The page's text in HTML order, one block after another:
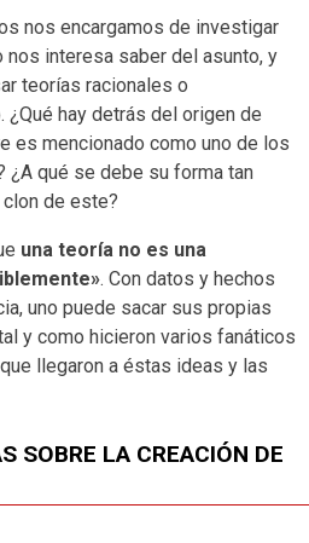
nos encargamos de investigar
nos interesa saber del asunto, y
teorías racionales o
hay detrás del origen de
es mencionado como uno de los
qué se debe su forma tan
de este?
una teoría no es una
. Con datos y hechos
uno puede sacar sus propias
y como hicieron varios fanáticos
llegaron a éstas ideas y las
SOBRE LA CREACIÓN DE